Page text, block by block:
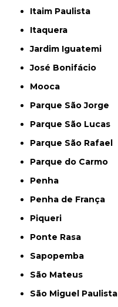
Itaim Paulista
Itaquera
Jardim Iguatemi
José Bonifácio
Mooca
Parque São Jorge
Parque São Lucas
Parque São Rafael
Parque do Carmo
Penha
Penha de França
Piqueri
Ponte Rasa
Sapopemba
São Mateus
São Miguel Paulista